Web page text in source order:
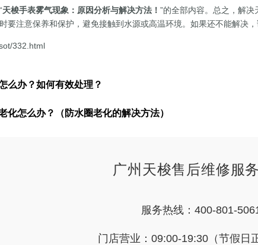
天梭手表雾气现象：原因分析与解决方法！”的全部内容。总之，解
要注意保养和保护，避免接触到水源或高温环境。如果还不能解决
332.html
么办？如何有效处理？
化怎么办？（防水圈老化的解决方法）
广州天梭售后维修服
服务热线：400-801-
门店营业：09:00-19:30（节假日